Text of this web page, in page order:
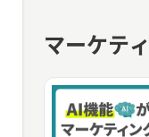
マーケテ